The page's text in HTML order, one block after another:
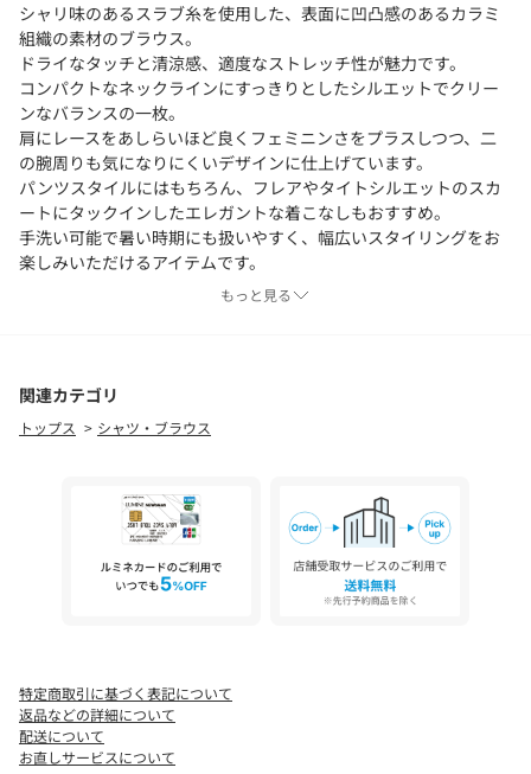
シャリ味のあるスラブ糸を使用した、表面に凹凸感のあるカラミ
組織の素材のブラウス。
ドライなタッチと清涼感、適度なストレッチ性が魅力です。
コンパクトなネックラインにすっきりとしたシルエットでクリー
ンなバランスの一枚。
肩にレースをあしらいほど良くフェミニンさをプラスしつつ、二
の腕周りも気になりにくいデザインに仕上げています。
パンツスタイルにはもちろん、フレアやタイトシルエットのスカ
ートにタックインしたエレガントな着こなしもおすすめ。
手洗い可能で暑い時期にも扱いやすく、幅広いスタイリングをお
楽しみいただけるアイテムです。
光沢：なし
伸縮性：ややあり
手洗い：可
※商品の色味は、商品単体または素材アップ画像をご確認くださ
商品番号:11-01-52-01336
※※デザインの一部として、部分的に裁ち切りのまま仕上げてい
ます。
もっと見る
関連カテゴリ
トップス シャツ・ブラウス
特定商取引に基づく表記について
返品などの詳細について
配送について
お直しサービスについて